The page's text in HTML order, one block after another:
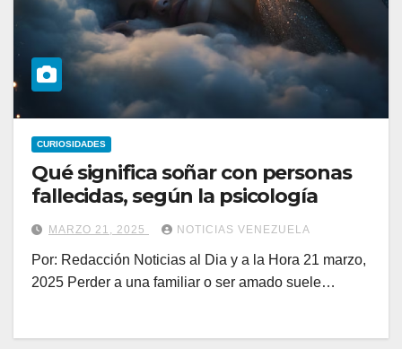
CURIOSIDADES
Qué significa soñar con personas
fallecidas, según la psicología
MARZO 21, 2025 NOTICIAS VENEZUELA
Por: Redacción Noticias al Dia y a la Hora 21 marzo,
2025 Perder a una familiar o ser amado suele…